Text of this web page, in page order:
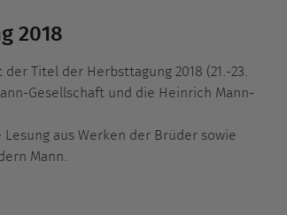
2018
Titel der Herbsttagung 2018 (21.-23.
Gesellschaft und die Heinrich Mann-
aus Werken der Brüder sowie
Mann.